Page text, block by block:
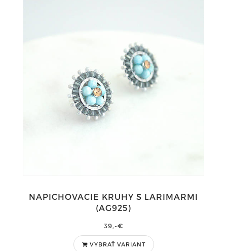
NAPICHOVACIE KRUHY S LARIMARMI
(AG925)
39,-€
VYBRAŤ VARIANT